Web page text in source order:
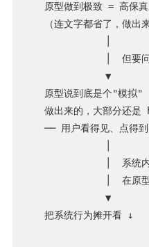
原型做到极致 = 高保
（连文字都省了，做出
│  但要问
              ▼
   原型说到底是个"模拟"
做出来的，大部分还是
── 用户看得见、点得
│  系统内
│  在原
              ▼
   把系统行为摊开看 ↓